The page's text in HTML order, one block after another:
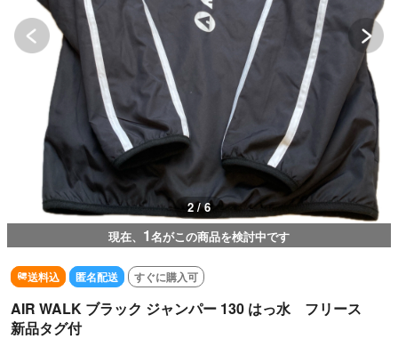
2 / 6
現在、 1名がこの商品を検討中です
送料込 匿名配送 すぐに購入可
AIR WALK ブラック ジャンパー 130 はっ水 フリース
新品タグ付